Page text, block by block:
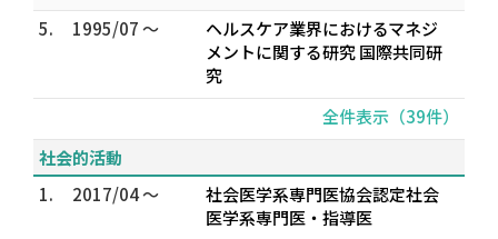
5.
1995/07 ～
ヘルスケア業界におけるマネジ
メントに関する研究 国際共同研
究
全件表示（39件）
社会的活動
1.
2017/04 ～
社会医学系専門医協会認定社会
医学系専門医・指導医